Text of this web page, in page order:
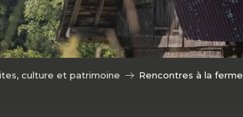
culture et patrimoine Rencontres à la ferme